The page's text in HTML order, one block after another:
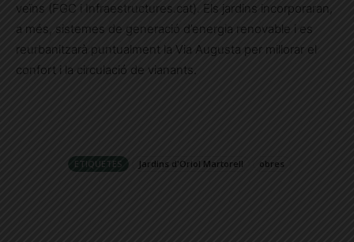
veïns (FGC i Infraestructures.cat). Els jardins incorporaran,
a més, sistemes de generació d’energia renovable i es
reurbanitzarà puntualment la Via Augusta per millorar el
confort i la circulació de vianants.
ETIQUETES Jardins d'Oriol Martorell obres